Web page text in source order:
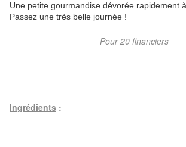
Une petite gourmandise dévorée rapidement
Passez une très belle journée !
Pour 20 financiers
Ingrédients :